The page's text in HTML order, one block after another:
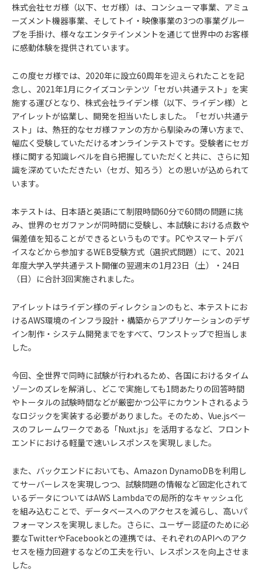
株式会社セガ様（以下、セガ様）は、コンシューマ事業、アミュ
ーズメント機器事業、そしてトイ・映像事業の3つの事業グルー
プを手掛け、様々なエンタテインメントを通じて世界中のお客様
に感動体験を提供されています。
この度セガ様では、2020年に設立60周年を迎えられたことを記
念し、2021年1月にクイズコンテンツ「セガい共通テスト」を実
施する運びとなり、株式会社ライデン様（以下、ライデン様）と
アイレットが協業し、開発を担当いたしました。「セガい共通テ
スト」は、熱狂的なセガ様ファンの方から馴染みの薄い方まで、
幅広く受験していただけるオンラインテストです。受験者にセガ
様に関する知識レベルを自ら把握していただくと共に、さらに知
識を深めていただきたい（セガ、知ろう）との思いが込められて
います。
本テストは、日本語と英語にて制限時間60分で60問の問題に挑
み、世界のセガファンが同時間に受験し、本試験における点数や
偏差値を知ることができるというものです。PCやスマートデバ
イスなどから参加するWEB受験方式（選択式問題）にて、2021
年度大学入学共通テスト開催の翌週末の1月23日（土）・24日
（日）に合計3回実施されました。
アイレットはライデン様のディレクションのもと、本テストにお
けるAWS環境のインフラ設計・構築からアプリケーションのデザ
イン制作・システム開発までをすべて、ワンストップで担当しま
した。
今回、全世界で同時に試験が行われるため、各国におけるタイム
ゾーンのズレを解消し、どこで実施しても1問あたりの回答時間
やトータルの試験時間などが厳密かつ公平にカウントされるよう
なロジックを実装する必要がありました。そのため、Vue.jsベー
スのフレームワークである「Nuxt.js」を活用するなど、フロント
エンドにおける軽量で速いレスポンスを実現しました。
また、バックエンドにおいても、Amazon DynamoDBを利用し
てサーバーレスを実現しつつ、試験問題の情報など固定化されて
いるデータについてはAWS Lambdaでの局所的なキャッシュ化
を組み込むことで、データベースへのアクセスを減らし、高いパ
フォーマンスを実現しました。さらに、ユーザー認証のために必
要なTwitterやFacebookとの連携では、それぞれのAPIへのアク
セスを極力回避するなどの工夫を行い、レスポンスを向上させま
した。